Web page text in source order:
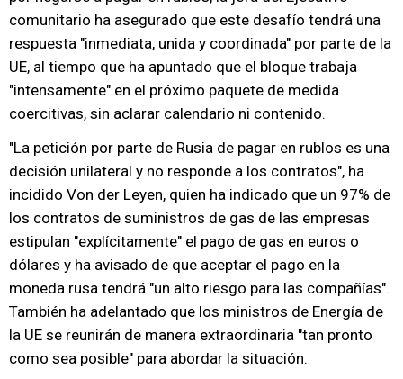
comunitario ha asegurado que este desafío tendrá una
respuesta "inmediata, unida y coordinada" por parte de la
UE, al tiempo que ha apuntado que el bloque trabaja
"intensamente" en el próximo paquete de medida
coercitivas, sin aclarar calendario ni contenido.
"La petición por parte de Rusia de pagar en rublos es una
decisión unilateral y no responde a los contratos", ha
incidido Von der Leyen, quien ha indicado que un 97% de
los contratos de suministros de gas de las empresas
estipulan "explícitamente" el pago de gas en euros o
dólares y ha avisado de que aceptar el pago en la
moneda rusa tendrá "un alto riesgo para las compañías".
También ha adelantado que los ministros de Energía de
la UE se reunirán de manera extraordinaria "tan pronto
como sea posible" para abordar la situación.